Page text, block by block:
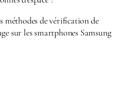
méthodes de vérification de
sur les smartphones Samsung